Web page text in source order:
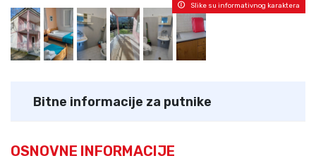
Slike su informativnog karaktera
Bitne informacije za putnike
OSNOVNE INFORMACIJE